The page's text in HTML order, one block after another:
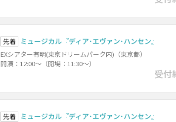
先着 ミュージカル『ディア･エヴァン･ハンセン』
EXシアター有明(東京ドリームパーク内)（東京都）
開演：12:00～（開場：11:30～）
受付
先着 ミュージカル『ディア･エヴァン･ハンセン』